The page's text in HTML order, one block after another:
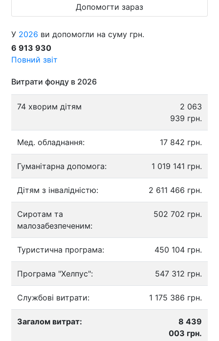
Допомогти зараз
У 2026 ви допомогли на суму грн.
6 913 930
Повний звіт
Витрати фонду в 2026
74 хворим дітям
2 063
939 грн.
Мед. обладнання: 17 842 грн.
Гуманітарна допомога: 1 019 141 грн.
Дітям з інвалідністю: 2 611 466 грн.
Сиротам та
малозабезпеченим:
502 702 грн.
Туристична програма: 450 104 грн.
Програма "Хелпус": 547 312 грн.
Службові витрати: 1 175 386 грн.
Загалом витрат:
8 439
003 грн.